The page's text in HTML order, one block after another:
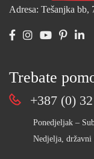
Adresa: Tešanjka bb,
Trebate
+387 (0)
Ponedjeljak –
Nedjelja,